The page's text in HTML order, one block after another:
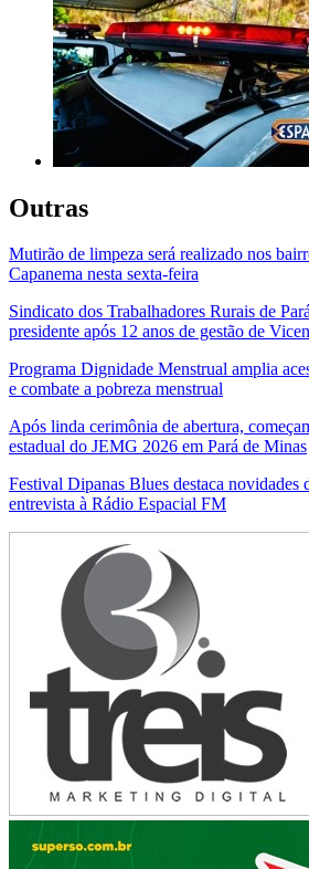
Outras
Mutirão de limpeza será realizado nos
Capanema nesta sexta-feira
Sindicato dos Trabalhadores Rurais de
presidente após 12 anos de gestão de
Programa Dignidade Menstrual amplia
e combate a pobreza menstrual
Após linda cerimônia de abertura,
estadual do JEMG 2026 em Pará de Minas
Festival Dipanas Blues destaca novidades
entrevista à Rádio Espacial FM